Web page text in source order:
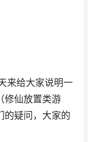
来给大家说明一
修仙放置类游
的疑问，大家的